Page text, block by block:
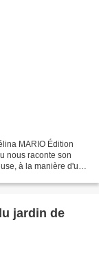
MARIO Édition
nous raconte son
à la manière d'un
jardin de